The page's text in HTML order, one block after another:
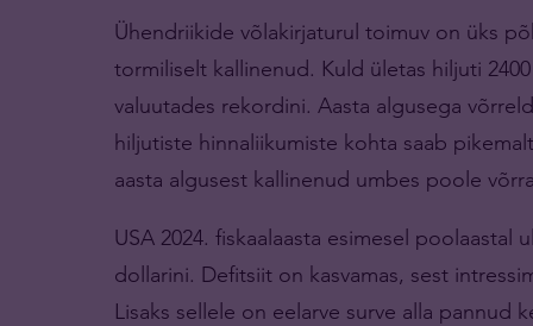
Ühendriikide võlakirjaturul toimuv on üks
tormiliselt kallinenud. Kuld ületas hiljuti
valuutades rekordini. Aasta algusega
hiljutiste hinnaliikumiste kohta saab
aasta algusest kallinenud umbes poole
USA 2024. fiskaalaasta esimesel
dollarini. Defitsiit on kasvamas, sest
Lisaks sellele on eelarve surve alla pannud